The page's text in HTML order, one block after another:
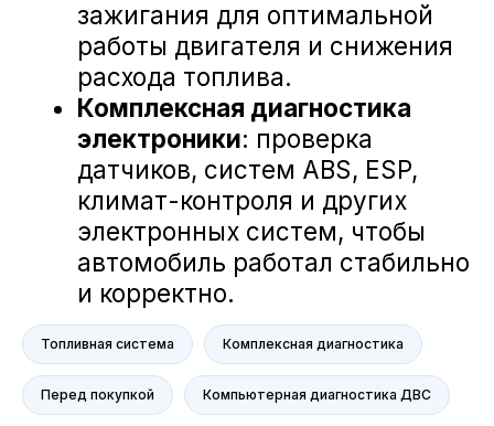
Топливная система Комплексная диагностика
Перед покупкой Компьютерная диагностика ДВС
Mercedes-Benz
BMW
Porsche
Volkswagen
NORDCROSS (Lynk&Co)
«А-ДРАЙВ» ОФИЦИАЛЬНЫЙ ДИЛЕР
Voyah
M-Hero
AITO SERES
Nissan
Haval
Evolute